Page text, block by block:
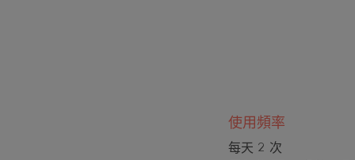
使用頻率
每天 2 次